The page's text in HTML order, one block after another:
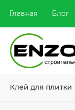
Главная Блог
Клей для плитки